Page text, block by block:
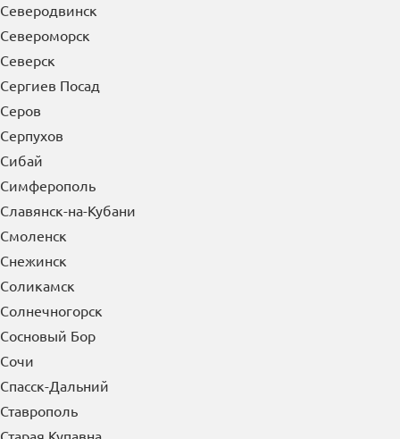
Северодвинск
Североморск
Северск
Сергиев Посад
Серов
Серпухов
Сибай
Симферополь
Славянск-на-Кубани
Смоленск
Снежинск
Соликамск
Солнечногорск
Сосновый Бор
Сочи
Спасск-Дальний
Ставрополь
Старая Купавна